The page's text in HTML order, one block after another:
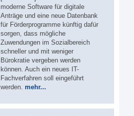
moderne Software für digitale
Anträge und eine neue Datenbank
für Förderprogramme künftig dafür
sorgen, dass mögliche
Zuwendungen im Sozialbereich
schneller und mit weniger
Bürokratie vergeben werden
können. Auch ein neues IT-
Fachverfahren soll eingeführt
werden. mehr...